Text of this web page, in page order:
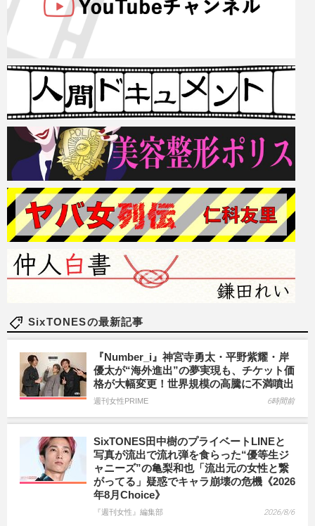
SixTONESの最新記事
『Number_i』神宮寺勇太・平野紫耀・岸
優太が“海外進出”の夢実現も、チケット価
格が大幅変更！世界規模の高騰に不満噴出
週刊女性PRIME 6時間前
SixTONES田中樹のプライベートLINEと
写真が流出で流れ弾を食らった“優等生ジ
ャニーズ”の亀梨和也「流出元の女性と繋
がってる」疑惑でキャラ崩壊の危機《2026
年8月Choice》
『週刊女性』編集部 2026/8/6